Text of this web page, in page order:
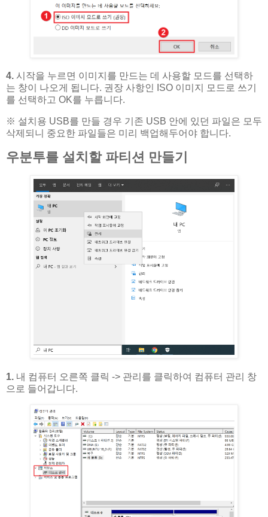
4. 시작을 누르면 이미지를 만드는 데 사용할 모드를 선택하
는 창이 나오게 됩니다. 권장 사항인 ISO 이미지 모드로 쓰기
를 선택하고 OK를 누릅니다.
※ 설치용 USB를 만들 경우 기존 USB 안에 있던 파일은 모두
삭제되니 중요한 파일들은 미리 백업해두어야 합니다.
우분투를 설치할 파티션 만들기
1. 내 컴퓨터 오른쪽 클릭 -> 관리를 클릭하여 컴퓨터 관리 창
으로 들어갑니다.